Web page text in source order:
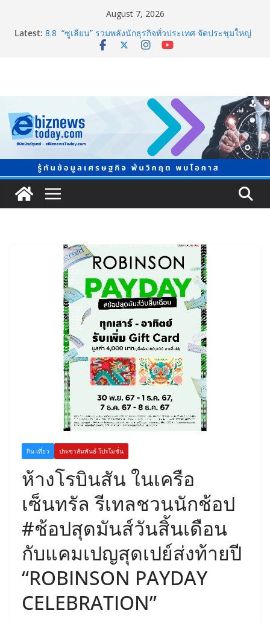
August 7, 2026
Latest: 8.8 “ซูเลียน” รวมพลังนักธุรกิจทั่วประเทศ จัดประชุมใหญ่
แห่งปี พบ CEO “ดร.ปิยะวัฒน์” ถ่ายทอดวิสัยทัศน์ธุรกิจ
“Ceramics Vietnam & Stone Vietnam 2026”
อลิอันซ์ อยุธยา ส่งเสริมคนไทยเตรียมพร้อมรับมือวิกฤต
เปิดพื้นที่ “Level Up the Care by Allianz Ayudhya
นิทรรศการยกระดับ…ความเป็นห่วง” ในงาน Hug
HeartYai
Guangzhou Yinghao School เผยวิสัยทัศน์การศึกษาที่
พร้อมรับอนาคต
TCMA จับมือแคนาดา ดันเทคโนโลยีดักจับคาร์บอนเครื่อง
แรกในไทย ปูทางอุตสาหกรรมปูนซีเมนต์สู่ Net Zero 2050
กิน-เที่ยว ประชาสัมพันธ์-โปรโมชั่น
ห้างโรบินสัน ในเครือ
เซ็นทรัล รีเทลชวนนักช้อป
#ช้อปสุดมันส์วันสิ้นเดือน
กับแคมเปญสุดเปย์ส่งท้ายปี
“ROBINSON PAYDAY
CELEBRATION”